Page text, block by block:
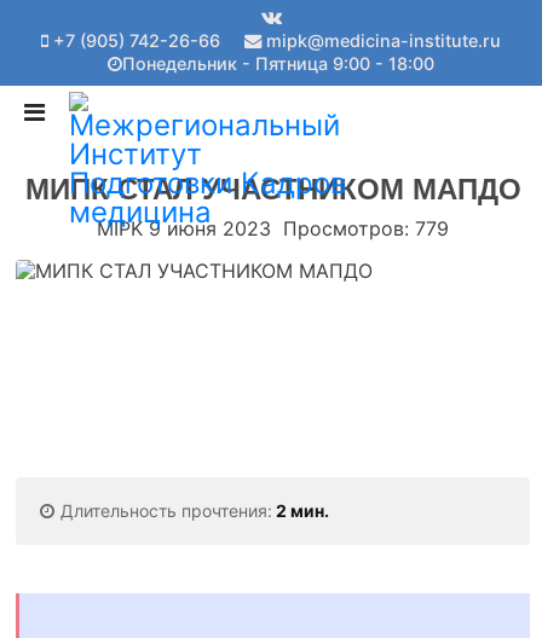
+7 (905) 742-26-66
mipk@medicina-institute.ru
Понедельник - Пятница 9:00 - 18:00
МИПК СТАЛ УЧАСТНИКОМ МАПДО
MIPK 9 июня 2023 Просмотров: 779
Длительность прочтения: 2 мин.